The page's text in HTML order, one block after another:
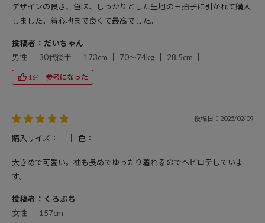
デザインの良さ、色味、しっかりとした生地の三拍子に引かれて購入
しました。着心地まで良くて最高でした。
投稿者：だいちゃん
男性
30代後半 173cm 70～74kg 28.5cm
164 参考になった
投稿日：2025/02/09
購入サイズ： 色：
大きめで可愛い。袖も長めでゆったり着れるのでヘビロテしていま
す。
投稿者：くろぶち
女性
157cm